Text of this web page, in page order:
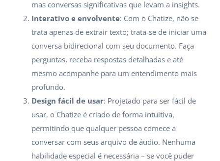
mas conversas significativas que levam a insights.
Interativo e envolvente: Com o Chatize, não se
trata apenas de extrair texto; trata-se de iniciar uma
conversa bidirecional com seu documento. Faça
perguntas, receba respostas detalhadas e até
mesmo acompanhe para um entendimento mais
profundo.
Design fácil de usar: Projetado para ser fácil de
usar, o Chatize é criado de forma intuitiva,
permitindo que qualquer pessoa comece a
conversar com seus arquivo de áudio. Nenhuma
habilidade especial é necessária – se você puder